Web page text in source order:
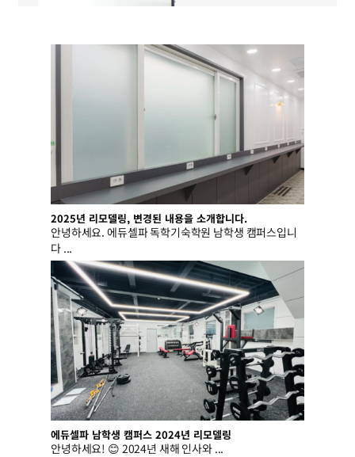
2025년 리모델링, 변경된 내용을 소개합니다.
안녕하세요. 에듀셀파 독학기숙학원 남학생 캠퍼스입니
다 ...
에듀셀파 남학생 캠퍼스 2024년 리모델링
안녕하세요! 😊 2024년 새해 인사와 ...